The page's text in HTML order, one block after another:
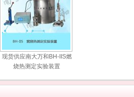
现货供应南大万和BH-IIS燃
烧热测定实验装置